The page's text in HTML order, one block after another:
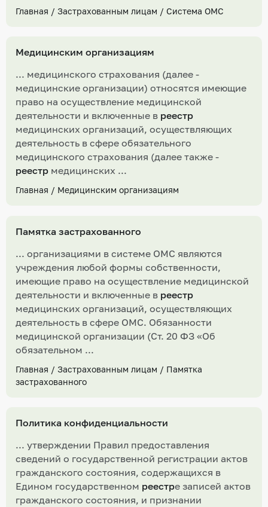
Главная /Застрахованным лицам /Система ОМС
Медицинским организациям
... медицинского страхования (далее -
медицинские организации) относятся имеющие
право на осуществление медицинской
деятельности и включенные в реестр
медицинских организаций, осуществляющих
деятельность в сфере обязательного
медицинского страхования (далее также -
реестр медицинских ...
Главная / Медицинским организациям
Памятка застрахованного
... организациями в системе ОМС являются
учреждения любой формы собственности,
имеющие право на осуществление медицинской
деятельности и включенные в реестр
медицинских организаций, осуществляющих
деятельность в сфере ОМС. Обязанности
медицинской организации (Ст. 20 ФЗ «Об
обязательном ...
Главная /Застрахованным лицам / Памятка
застрахованного
Политика конфиденциальности
... утверждении Правил предоставления
сведений о государственной регистрации актов
гражданского состояния, содержащихся в
Едином государственном реестре записей актов
гражданского состояния, и признании